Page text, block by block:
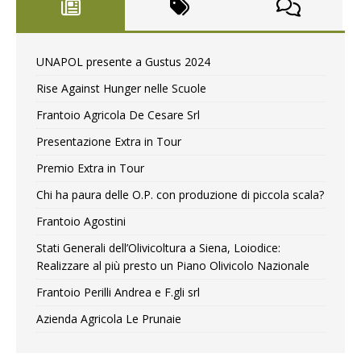
UNAPOL presente a Gustus 2024
Rise Against Hunger nelle Scuole
Frantoio Agricola De Cesare Srl
Presentazione Extra in Tour
Premio Extra in Tour
Chi ha paura delle O.P. con produzione di piccola scala?
Frantoio Agostini
Stati Generali dell’Olivicoltura a Siena, Loiodice:
Realizzare al più presto un Piano Olivicolo Nazionale
Frantoio Perilli Andrea e F.gli srl
Azienda Agricola Le Prunaie